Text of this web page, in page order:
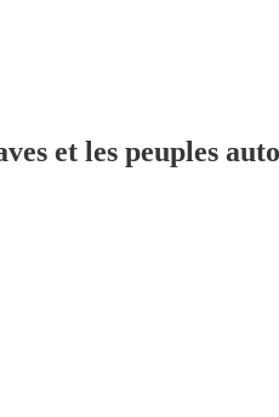
et les peuples